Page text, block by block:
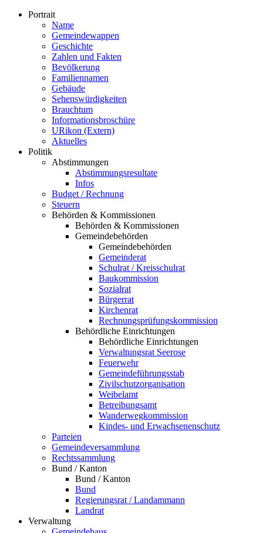
Portrait
Name
Gemeindewappen
Geschichte
Zahlen und Fakten
Bevölkerung
Familiennamen
Gebäude
Sehenswürdigkeiten
Brauchtum
Informationsbroschüre
URikon (Extern)
Aktuelles
Politik
Abstimmungen
Abstimmungsresultate
Infos
Budget / Rechnung
Steuern
Behörden & Kommissionen
Behörden & Kommissionen
Gemeindebehörden
Gemeindebehörden
Gemeinderat
Schulrat / Kreisschulrat
Baukommission
Sozialrat
Bürgerrat
Kirchenrat
Rechnungsprüfungskommission
Behördliche Einrichtungen
Behördliche Einrichtungen
Verwaltungsrat Seerose
Feuerwehr
Gemeindeführungsstab
Zivilschutzorganisation
Weibelamt
Betreibungsamt
Wanderwegkommission
Kindes- und Erwachsenenschutz
Parteien
Gemeindeversammlung
Rechtssammlung
Bund / Kanton
Bund / Kanton
Bund
Regierungsrat / Landammann
Landrat
Verwaltung